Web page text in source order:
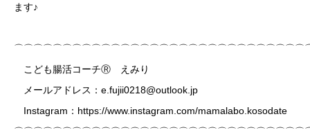
ます♪
こども腸活コーチⓇ えみり
メールアドレス：e.fujii0218@outlook.jp
Instagram：https://www.instagram.com/mamalabo.kosodate